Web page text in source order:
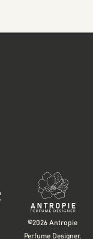
©2026 Antropie
Perfume Designer.